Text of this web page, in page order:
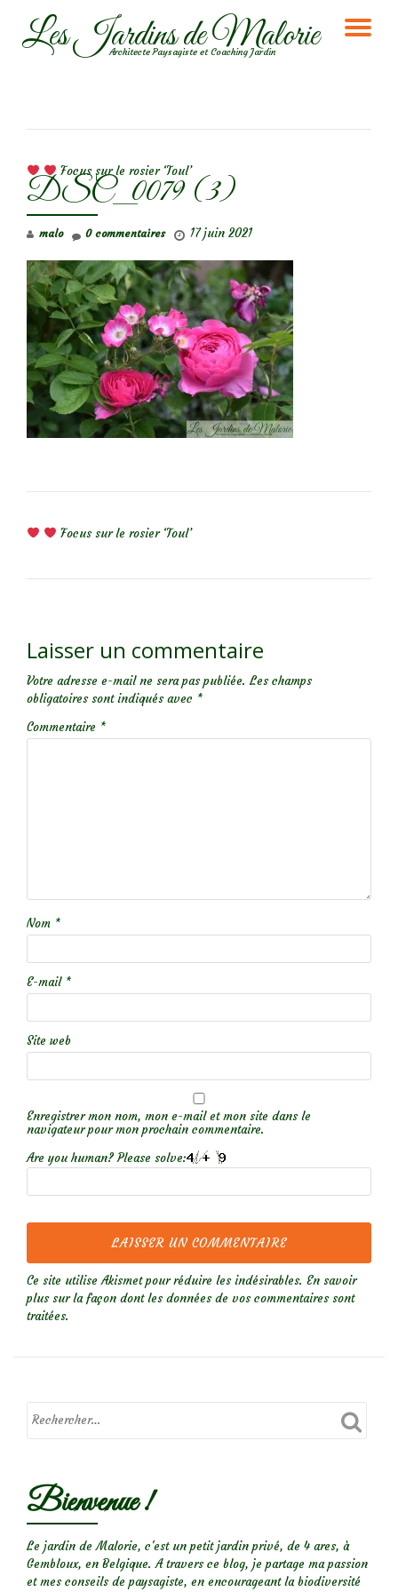
AllerLes Jardins de Malorie
Architecte Paysagiste et Coaching Jardin
Focus sur le rosier ‘Toul’
DSC_0079 (3)
malo 17 juin 2021
0 commentaires
Focus sur le rosier ‘Toul’
Laisser un commentaire
Votre adresse e-mail ne sera pas publiée. Les champs
obligatoires sont indiqués avec *
Commentaire *
Nom *
E-mail *
Site web
Enregistrer mon nom, mon e-mail et mon site dans le
navigateur pour mon prochain commentaire.
Are you human? Please solve:
Ce site utilise Akismet pour réduire les indésirables. En savoir
plus sur la façon dont les données de vos commentaires sont
traitées.
Bienvenue !
Le jardin de Malorie, c'est un petit jardin privé, de 4 ares, à
Gembloux, en Belgique. A travers ce blog, je partage ma passion
et mes conseils de paysagiste, en encourageant la biodiversité